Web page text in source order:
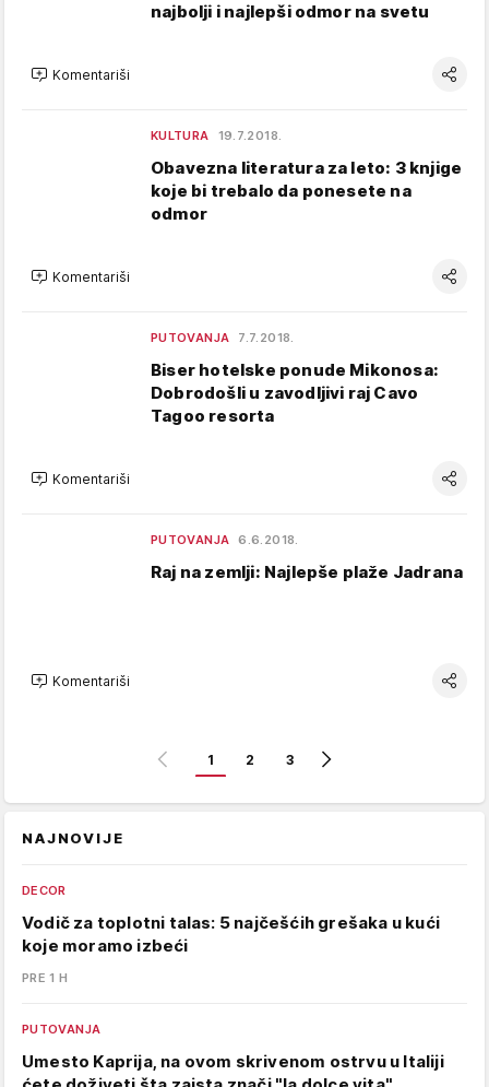
najbolji i najlepši odmor na svetu
Komentariši
KULTURA 19.7.2018.
Obavezna literatura za leto: 3 knjige
koje bi trebalo da ponesete na
odmor
Komentariši
PUTOVANJA 7.7.2018.
Biser hotelske ponude Mikonosa:
Dobrodošli u zavodljivi raj Cavo
Tagoo resorta
Komentariši
PUTOVANJA 6.6.2018.
Raj na zemlji: Najlepše plaže Jadrana
Komentariši
1 2 3
NAJNOVIJE
DECOR
Vodič za toplotni talas: 5 najčešćih grešaka u kući
koje moramo izbeći
PRE 1 H
PUTOVANJA
Umesto Kaprija, na ovom skrivenom ostrvu u Italiji